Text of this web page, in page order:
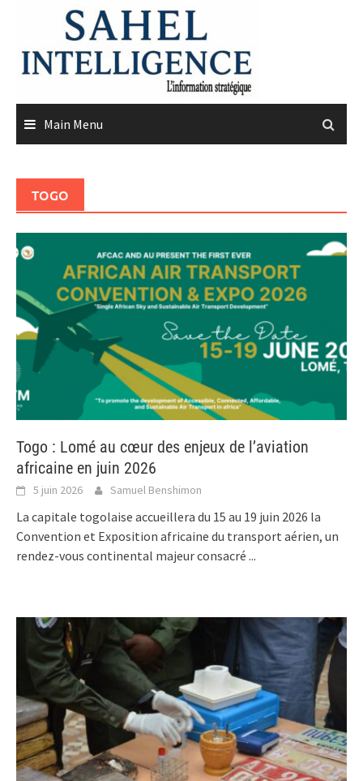
content
Main Menu
TOGO
Togo : Lomé au cœur des enjeux de l’aviation
africaine en juin 2026
5 juin 2026 Samuel Benshimon
La capitale togolaise accueillera du 15 au 19 juin 2026 la
Convention et Exposition africaine du transport aérien, un
rendez-vous continental majeur consacré ...